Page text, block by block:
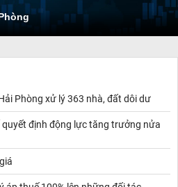
Phòng xử lý 363 nhà, đất dôi dư
quyết định động lực tăng trưởng nửa